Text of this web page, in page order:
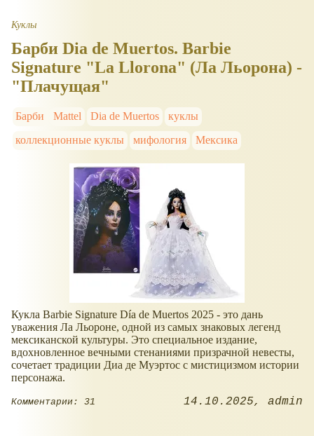
Куклы
Барби Dia de Muertos. Barbie
Signature "La Llorona" (Ла Льорона) -
"Плачущая"
Барби Mattel Dia de Muertos
куклы
коллекционные куклы
мифология Мексика
Кукла Barbie Signature Día de Muertos 2025 - это дань
уважения Ла Льороне, одной из самых знаковых легенд
мексиканской культуры. Это специальное издание,
вдохновленное вечными стенаниями призрачной невесты,
сочетает традиции Диа де Муэртос с мистицизмом истории
персонажа.
Комментарии: 31 14.10.2025 admin